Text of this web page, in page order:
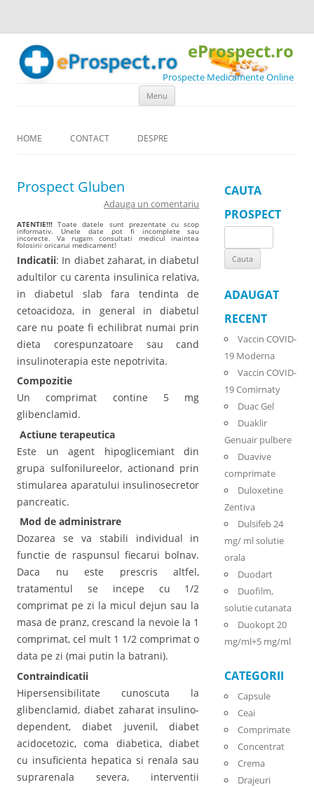
eProspect.ro
Prospecte Medicamente Online
Menu
HOME CONTACT DESPRE
Prospect Gluben
Adauga un comentariu
ATENTIE!!! Toate datele sunt prezentate cu scop
informativ. Unele date pot fi incomplete sau
incorecte. Va rugam consultati medicul inaintea
folosirii oricarui medicament!
Indicatii: In diabet zaharat, in diabetul
adultilor cu carenta insulinica relativa,
in diabetul slab fara tendinta de
cetoacidoza, in general in diabetul
care nu poate fi echilibrat numai prin
dieta corespunzatoare sau cand
insulinoterapia este nepotrivita.
Compozitie
Un comprimat contine 5 mg
glibenclamid.
Actiune terapeutica
Este un agent hipoglicemiant din
grupa sulfonilureelor, actionand prin
stimularea aparatului insulinosecretor
pancreatic.
Mod de administrare
Dozarea se va stabili individual in
functie de raspunsul fiecarui bolnav.
Daca nu este prescris altfel,
tratamentul se incepe cu 1/2
comprimat pe zi la micul dejun sau la
masa de pranz, crescand la nevoie la 1
comprimat, cel mult 1 1/2 comprimat o
data pe zi (mai putin la batrani).
Contraindicatii
Hipersensibilitate cunoscuta la
glibenclamid, diabet zaharat insulino-
dependent, diabet juvenil, diabet
acidocetozic, coma diabetica, diabet
cu insuficienta hepatica si renala sau
suprarenala severa, interventii
CAUTA
PROSPECT
for:
ADAUGAT
RECENT
Vaccin COVID-
19 Moderna
Vaccin COVID-
19 Comirnaty
Duac Gel
Duaklir
Genuair pulbere
Duavive
comprimate
Duloxetine
Zentiva
Dulsifeb 24
mg/ ml solutie
orala
Duodart
Duofilm,
solutie cutanata
Duokopt 20
mg/ml+5 mg/ml
CATEGORII
Capsule
Ceai
Comprimate
Concentrat
Crema
Drajeuri